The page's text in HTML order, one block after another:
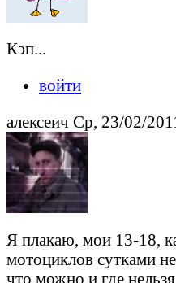
Кэп...
войти
алексеич Ср, 23/02/
Я плакаю, мои 13-
мотоциклов сутками
что можно и где